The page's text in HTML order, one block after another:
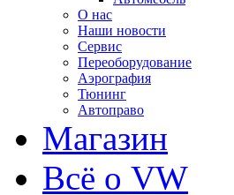
О нас
Наши новости
Сервис
Переоборудование
Аэрография
Тюнинг
Автоправо
Магазин
Всё о VW